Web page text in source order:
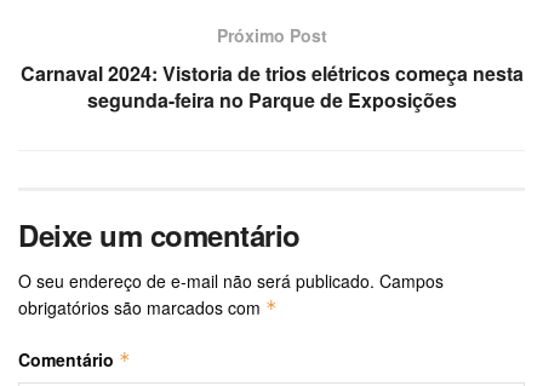
Próximo Post
Carnaval 2024: Vistoria de trios elétricos começa nesta
segunda-feira no Parque de Exposições
Deixe um comentário
O seu endereço de e-mail não será publicado. Campos
obrigatórios são marcados com *
Comentário *